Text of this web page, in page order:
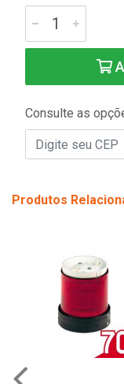
Consulte as
Produtos